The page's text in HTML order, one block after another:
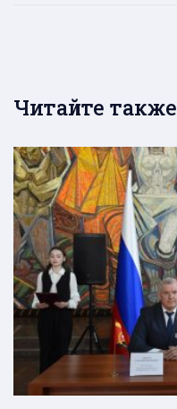
Читайте также